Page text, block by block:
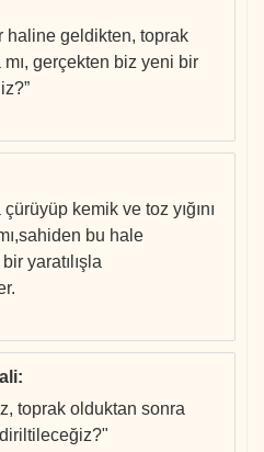
haline geldikten, toprak
gerçekten biz yeni bir
kemik ve toz yığını
bu hale
yaratılışla
:
toprak olduktan sonra